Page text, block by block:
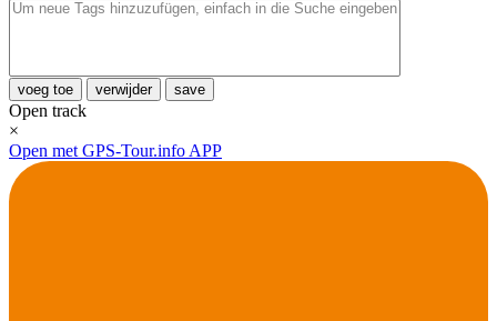
voeg toe verwijder save
Open track
×
Open met GPS-Tour.info APP